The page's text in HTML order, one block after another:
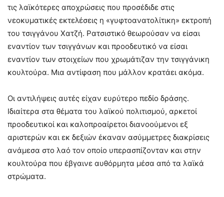
τις λαϊκότερες αποχρώσεις που προσέδιδε στις
νεοκυματικές εκτελέσεις η «γυφτοανατολίτικη» εκτροπή
του τσιγγάνου Χατζή. Ρατσιστικό θεωρούσαν να είσαι
εναντίον των τσιγγάνων και προοδευτικό να είσαι
εναντίον των στοιχείων που χρωμάτιζαν την τσιγγάνικη
κουλτούρα. Μια αντίφαση που μάλλον κρατάει ακόμα.
Οι αντιλήψεις αυτές είχαν ευρύτερο πεδίο δράσης.
Ιδιαίτερα στα θέματα του λαϊκού πολιτισμού, αρκετοί
προοδευτικοί και καλοπροαίρετοι διανοούμενοι εξ
αριστερών και εκ δεξιών έκαναν ασύμμετρες διακρίσεις
ανάμεσα στο λαό τον οποίο υπερασπίζονταν και στην
κουλτούρα που έβγαινε αυθόρμητα μέσα από τα λαϊκά
στρώματα.